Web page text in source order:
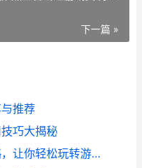
下一篇 »
推荐
巧大揭秘
宠物森林先遣队脚本使用攻略，让你轻松玩转游戏！